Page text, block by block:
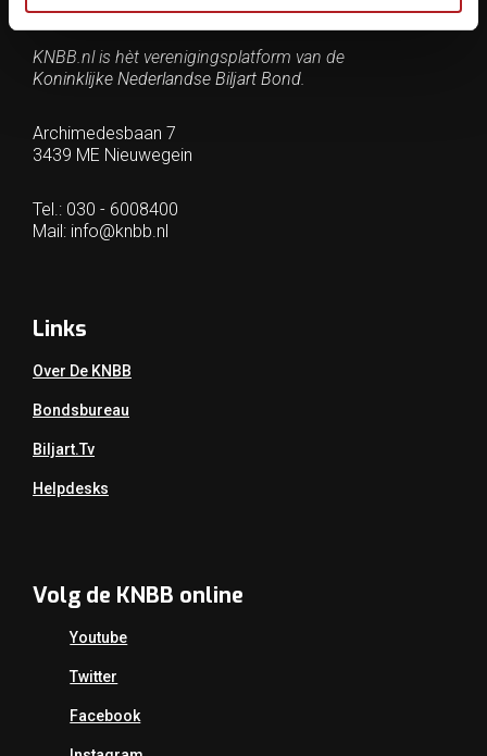
KNBB.nl is hèt verenigingsplatform van de
Koninklijke Nederlandse Biljart Bond.
Archimedesbaan 7
3439 ME Nieuwegein
Tel.: 030 - 6008400
Mail: info@knbb.nl
Links
Over De KNBB
Bondsbureau
Biljart.tv
Helpdesks
Volg de KNBB online
Youtube
Twitter
Facebook